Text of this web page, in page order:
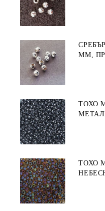
ТОХО
ТОХО